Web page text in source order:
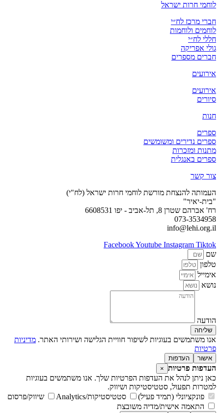
לוחמי חרות ישראל
חברי מרכז לח״י
לוחמים ולוחמות
חללי לח״י
גולי אפריקה
חברים מספרים
אירועים
אירועים
סיורים
חנות
ספרים
ספרים נדירים ומשומשים
מתנות ומזכרות
ספרים באנגלית
צור קשר
העמותה להנצחת מורשת לוחמי חרות ישראל (לח"י)
"בית-יאיר"
רח' אברהם שטרן 8, תל-אביב - יפו 6608531
073-3534958
info@lehi.org.il
FacebookYoutube Instagram Tiktok
שם
טלפון
אימייל
נושא
הודעה
שליחה
אנו משתמשים בעוגיות לשיפור חוויית הגלישה ושירותי האתר. מדיניות
פרטיות
אישור העדפות
העדפות פרטיות ×
כאן ניתן לנהל את העדפות הפרטיות שלך. אנו משתמשים בעוגיות
למטרות תפעול, סטטיסטיקות ושיווק.
פונקציונלי (תמיד פעיל)
סטטיסטיקות/Analytics
שיווק/פרסום
התאמה אישית/מדיה משובצת